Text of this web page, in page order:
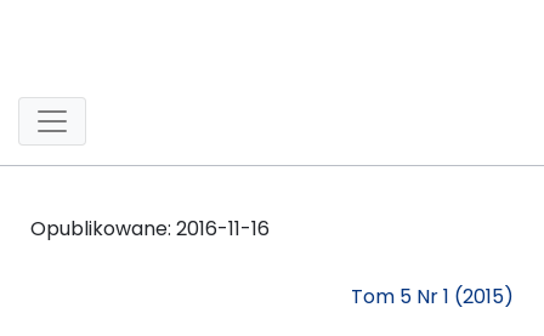
Opublikowane: 2016-11-16
Tom 5 Nr 1 (2015)